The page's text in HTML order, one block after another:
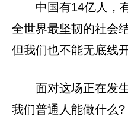
中国有14亿人，
全世界最坚韧的社会
但我们也不能无底线开
面对这场正在发
我们普通人能做什么?